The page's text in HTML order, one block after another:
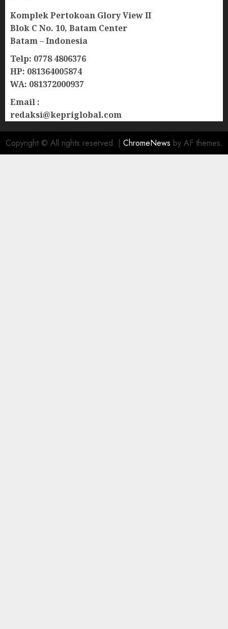
Komplek Pertokoan Glory View II
Blok C No. 10, Batam Center
Batam – Indonesia
Telp: 0778 4806376
HP: 081364005874
WA: 081372000937
Email :
redaksi@kepriglobal.com
Copyright © All rights reserved. | ChromeNews by AF themes.